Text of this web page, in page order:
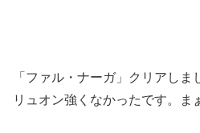
「ファル・ナーガ」クリアし
リュオン強くなかったです。ま